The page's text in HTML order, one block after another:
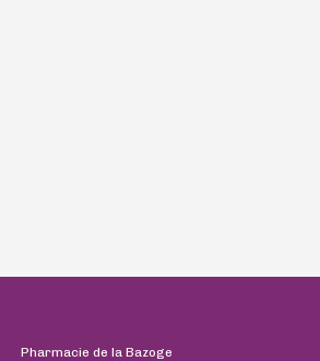
Pharmacie de la Bazoge